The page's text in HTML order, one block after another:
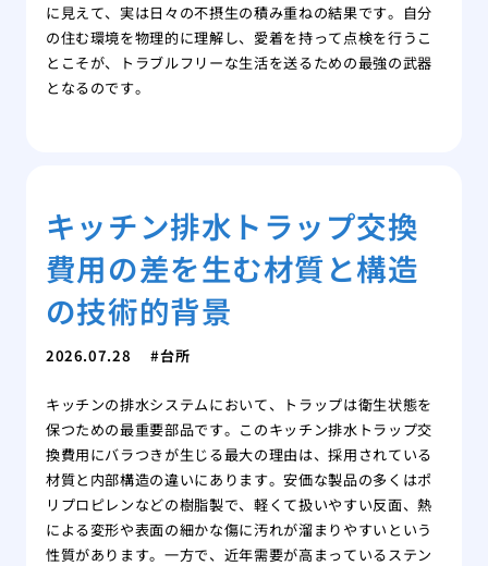
に見えて、実は日々の不摂生の積み重ねの結果です。自分
の住む環境を物理的に理解し、愛着を持って点検を行うこ
とこそが、トラブルフリーな生活を送るための最強の武器
となるのです。
キッチン排水トラップ交換
費用の差を生む材質と構造
の技術的背景
2026.07.28 台所
キッチンの排水システムにおいて、トラップは衛生状態を
保つための最重要部品です。このキッチン排水トラップ交
換費用にバラつきが生じる最大の理由は、採用されている
材質と内部構造の違いにあります。安価な製品の多くはポ
リプロピレンなどの樹脂製で、軽くて扱いやすい反面、熱
による変形や表面の細かな傷に汚れが溜まりやすいという
性質があります。一方で、近年需要が高まっているステン